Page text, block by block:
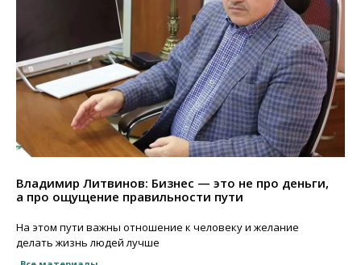
Владимир Литвинов: Бизнес — это не про деньги,
а про ощущение правильности пути
На этом пути важны отношение к человеку и желание
делать жизнь людей лучше